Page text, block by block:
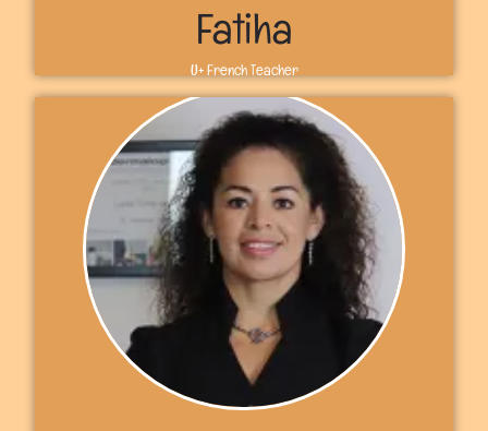
Fatiha
U+ French Teacher
Sobre mí
Bonjour! Bienvenidos a U+. Soy la profesora Fatiha y soy
de Francia. Soy profesora desde hace más de 20 años.
Me apasiona el francés ¡Espero verte en mis clases! Nos
vemos en U+, Fatiha
Más información